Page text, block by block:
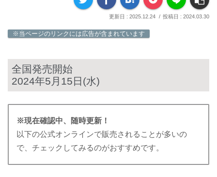
2025.12.24 2024.03.30
※当ページのリンクには広告が含まれています
全国発売開始
2024年5月15日(水)
※現在確認中、随時更新！
以下の公式オンラインで販売されることが多いの
で、チェックしてみるのがおすすめです。